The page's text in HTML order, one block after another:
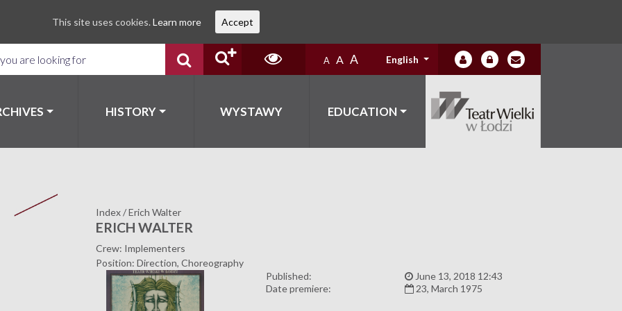
A A A English
HISTORY WYSTAWY EDUCATION
Index/Erich Walter
ERICH WALTER
Crew: Implementers
Position: Direction, Choreography
Published:
June 13, 2018 12:43
Date premiere:
23, March 1975
This site uses cookies. Learn more Accept